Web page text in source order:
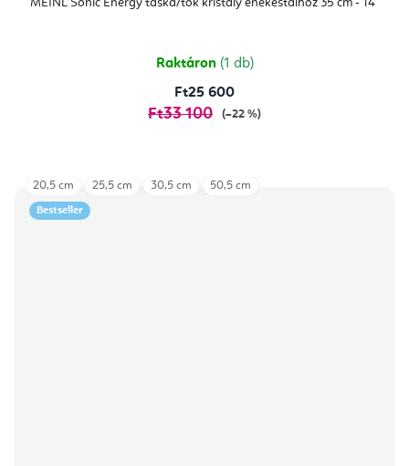
MEINL Sonic Energy táska/tok kristály énekestálhoz 35 cm - 14"
Raktáron (1 db)
Ft25 600
Ft33 100 (–22 %)
Bestseller
20,5 cm 25,5 cm 30,5 cm 50,5 cm